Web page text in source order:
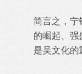
简言之，宁
的崛起、强
是吴文化的